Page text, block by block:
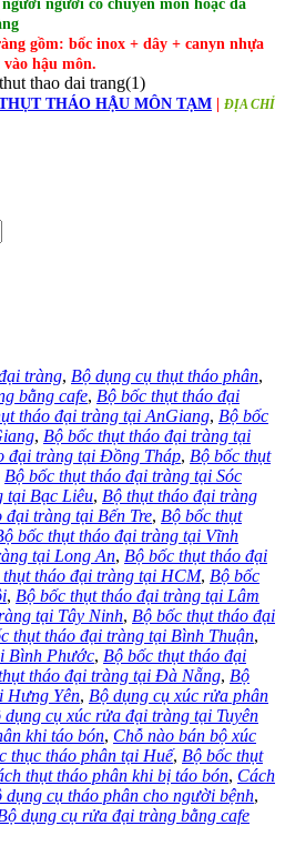
người có chuyên môn hoặc đã
gồm: bốc inox + dây + canyn nhựa
vào hậu môn.
THÁO HẬU MÔN TẠM
ĐỊA CHỈ
tràng, Bộ dụng cụ thụt tháo phân,
bằng cafe, Bộ bốc thụt tháo đại
tháo đại tràng tại AnGiang, Bộ bốc
, Bộ bốc thụt tháo đại tràng tại
đại tràng tại Đồng Tháp, Bộ bốc thụt
Bộ bốc thụt tháo đại tràng tại Sóc
tại Bạc Liêu, Bộ thụt tháo đại tràng
đại tràng tại Bến Tre, Bộ bốc thụt
bốc thụt tháo đại tràng tại Vĩnh
tại Long An, Bộ bốc thụt tháo đại
thụt tháo đại tràng tại HCM, Bộ bốc
, Bộ bốc thụt tháo đại tràng tại Lâm
tại Tây Ninh, Bộ bốc thụt tháo đại
thụt tháo đại tràng tại Bình Thuận,
Bình Phước, Bộ bốc thụt tháo đại
tháo đại tràng tại Đà Nẵng, Bộ
Hưng Yên, Bộ dụng cụ xúc rửa phân
dụng cụ xúc rửa đại tràng tại Tuyên
khi táo bón, Chỗ nào bán bộ xúc
thục tháo phân tại Huế, Bộ bốc thụt
thụt tháo phân khi bị táo bón, Cách
dụng cụ tháo phân cho người bệnh,
dụng cụ rửa đại tràng bằng cafe